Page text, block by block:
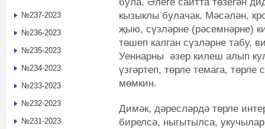
кызыклы булачак. Мәсәлән,
җыю, сүзләрне (рәсемнәрне)
төшеп калган сүзләрне табу,
Уеннарны әзер килеш алып
үзгәртеп, төрле темага,
мөмкин.
Димәк, дәресләрдә төрле
бирелсә, ныгытылса,
№237-2023
№236-2023
№235-2023
№234-2023
№233-2023
№232-2023
№231-2023